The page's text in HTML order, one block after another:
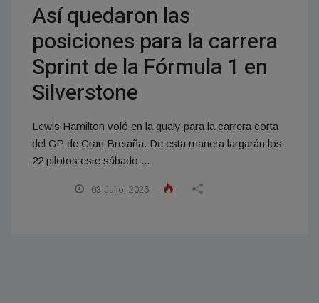
Así quedaron las
posiciones para la carrera
Sprint de la Fórmula 1 en
Silverstone
Lewis Hamilton voló en la qualy para la carrera corta
del GP de Gran Bretaña. De esta manera largarán los
22 pilotos este sábado....
03 Julio, 2026